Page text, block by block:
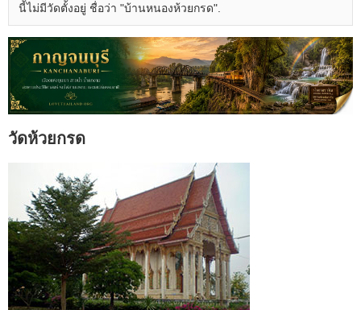
นี้ไม่มีวัดตั้งอยู่ ชื่อว่า "บ้านหนองห้วยกรด".
วัดห้วยกรด